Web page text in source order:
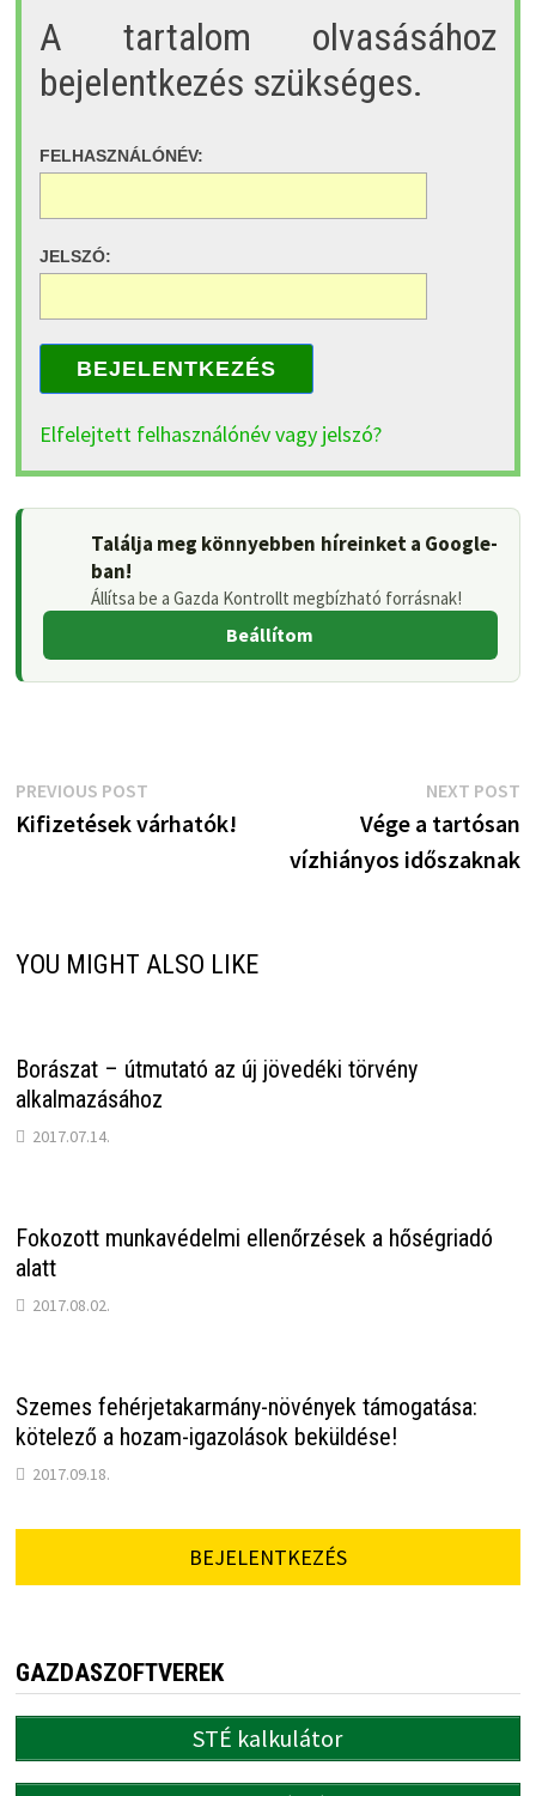
A tartalom olvasásához
bejelentkezés szükséges.
FELHASZNÁLÓNÉV:
JELSZÓ:
BEJELENTKEZÉS
Elfelejtett felhasználónév vagy jelszó?
Találja meg könnyebben híreinket a Google-
ban!
Állítsa be a Gazda Kontrollt megbízható forrásnak!
Beállítom
Bejegyzés
navigáció
PREVIOUS POSTPrevious
post:
Kifizetések várhatók!
NEXT POST
Vége a tartósan
vízhiányos időszaknak
YOU MIGHT ALSO LIKE
Borászat – útmutató az új jövedéki törvény
alkalmazásához
2017.07.14.
Fokozott munkavédelmi ellenőrzések a hőségriadó
alatt
2017.08.02.
Szemes fehérjetakarmány-növények támogatása:
kötelező a hozam-igazolások beküldése!
2017.09.18.
BEJELENTKEZÉS
GAZDASZOFTVEREK
STÉ kalkulátor